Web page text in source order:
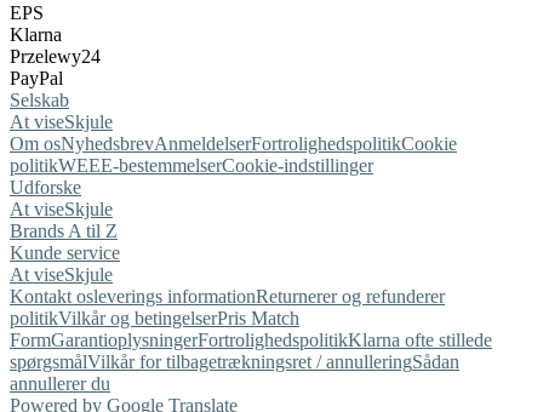
EPS
Klarna
Przelewy24
PayPal
Selskab
At viseSkjule
Om osNyhedsbrevAnmeldelserFortrolighedspolitikCookie
politikWEEE-bestemmelserCookie-indstillinger
Udforske
At viseSkjule
Brands A til Z
Kunde service
At viseSkjule
Kontakt osleverings informationReturnerer og refunderer
politikVilkår og betingelserPris Match
FormGarantioplysningerFortrolighedspolitikKlarna ofte stillede
spørgsmålVilkår for tilbagetrækningsret / annulleringSådan
annullerer du
Powered by Google Translate